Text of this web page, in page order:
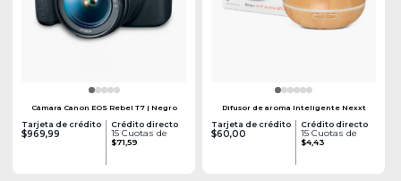
Cámara Canon EOS Rebel T7 | Negro
Tarjeta de crédito
$969,99
Crédito directo
15 Cuotas de
$71,59
Difusor de aroma Inteligente Nexxt
Tarjeta de crédito
$60,00
Crédito directo
15 Cuotas de
$4,43